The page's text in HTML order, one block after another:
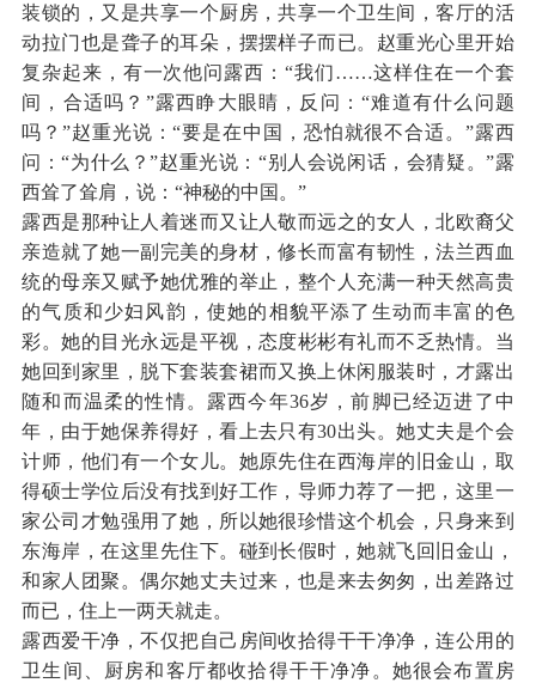
装锁的，又是共享一个厨房，共享一个卫生间，客厅的活
动拉门也是聋子的耳朵，摆摆样子而已。赵重光心里开始
复杂起来，有一次他问露西：“我们……这样住在一个套
间，合适吗？”露西睁大眼睛，反问：“难道有什么问题
吗？”赵重光说：“要是在中国，恐怕就很不合适。”露西
问：“为什么？”赵重光说：“别人会说闲话，会猜疑。”露
西耸了耸肩，说：“神秘的中国。”
露西是那种让人着迷而又让人敬而远之的女人，北欧裔父
亲造就了她一副完美的身材，修长而富有韧性，法兰西血
统的母亲又赋予她优雅的举止，整个人充满一种天然高贵
的气质和少妇风韵，使她的相貌平添了生动而丰富的色
彩。她的目光永远是平视，态度彬彬有礼而不乏热情。当
她回到家里，脱下套装套裙而又换上休闲服装时，才露出
随和而温柔的性情。露西今年36岁，前脚已经迈进了中
年，由于她保养得好，看上去只有30出头。她丈夫是个会
计师，他们有一个女儿。她原先住在西海岸的旧金山，取
得硕士学位后没有找到好工作，导师力荐了一把，这里一
家公司才勉强用了她，所以她很珍惜这个机会，只身来到
东海岸，在这里先住下。碰到长假时，她就飞回旧金山，
和家人团聚。偶尔她丈夫过来，也是来去匆匆，出差路过
而已，住上一两天就走。
露西爱干净，不仅把自己房间收拾得干干净净，连公用的
卫生间、厨房和客厅都收拾得干干净净。她很会布置房